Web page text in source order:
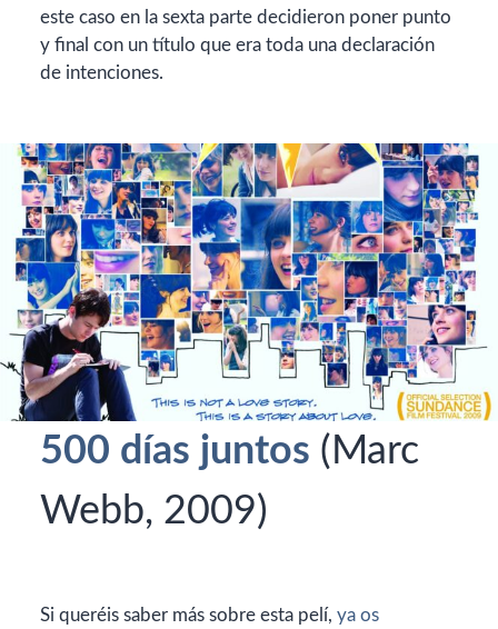
este caso en la sexta parte decidieron poner punto
y final con un título que era toda una declaración
de intenciones.
500 días juntos (Marc
Webb, 2009)
Si queréis saber más sobre esta pelí, ya os